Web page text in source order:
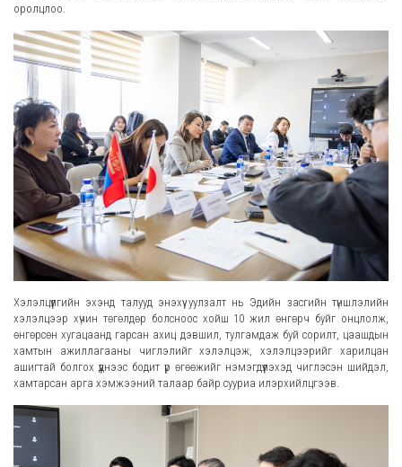
оролцлоо.
Хэлэлцүүлгийн эхэнд талууд энэхүү уулзалт нь Эдийн засгийн түншлэлийн
хэлэлцээр хүчин төгөлдөр болсноос хойш 10 жил өнгөрч буйг онцлолж,
өнгөрсөн хугацаанд гарсан ахиц дэвшил, тулгамдаж буй сорилт, цаашдын
хамтын ажиллагааны чиглэлийг хэлэлцэж, хэлэлцээрийг харилцан
ашигтай болгох үүднээс бодит үр өгөөжийг нэмэгдүүлэхэд чиглэсэн шийдэл,
хамтарсан арга хэмжээний талаар байр сууриа илэрхийлцгээв.